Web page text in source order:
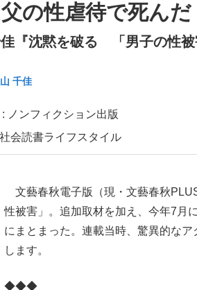
の性虐待で死んだ
『沈黙を破る 「男子の性
千佳
ノンフィクション出版
社会読書ライフスタイル
文藝春秋電子版（現・文藝春秋
性被害」。追加取材を加え、今年7月
にまとまった。連載当時、驚異的な
します。
◆◆◆